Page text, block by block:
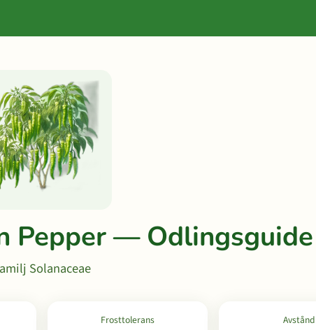
Pepper — Odlingsguide
Solanaceae
Frosttolerans Avstånd